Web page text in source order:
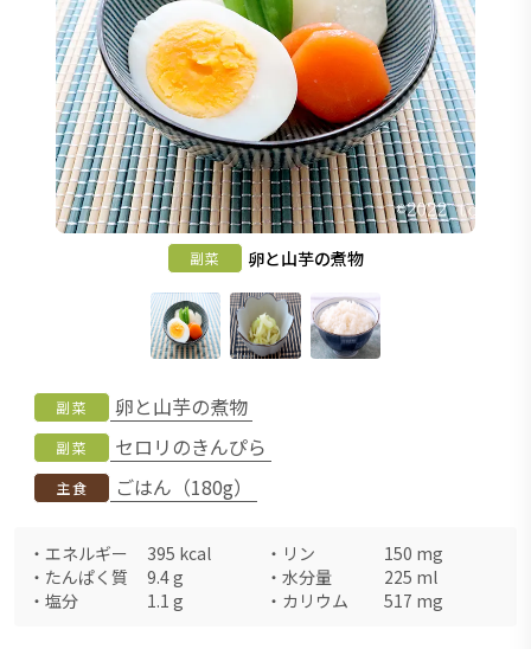
副菜 卵と山芋の煮物
副菜 卵と山芋の煮物
副菜 セロリのきんぴら
主食 ごはん（180g）
・ エネルギー 395 kcal ・ リン 150 mg
・ たんぱく質 9.4g ・ 水分量 225 ml
・ 塩分 1.1 g ・ カリウム 517 mg